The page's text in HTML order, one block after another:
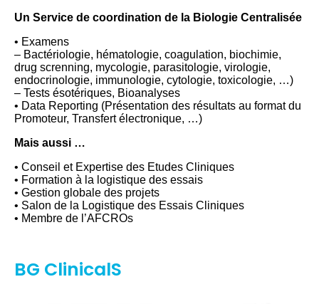
Un Service de coordination de la Biologie Centralisée
• Examens
– Bactériologie, hématologie, coagulation, biochimie,
drug screnning, mycologie, parasitologie, virologie,
endocrinologie, immunologie, cytologie, toxicologie, …)
– Tests ésotériques, Bioanalyses
• Data Reporting (Présentation des résultats au format du
Promoteur, Transfert électronique, …)
Mais aussi …
• Conseil et Expertise des Etudes Cliniques
• Formation à la logistique des essais
• Gestion globale des projets
• Salon de la Logistique des Essais Cliniques
• Membre de l’AFCROs
BG ClinicalS